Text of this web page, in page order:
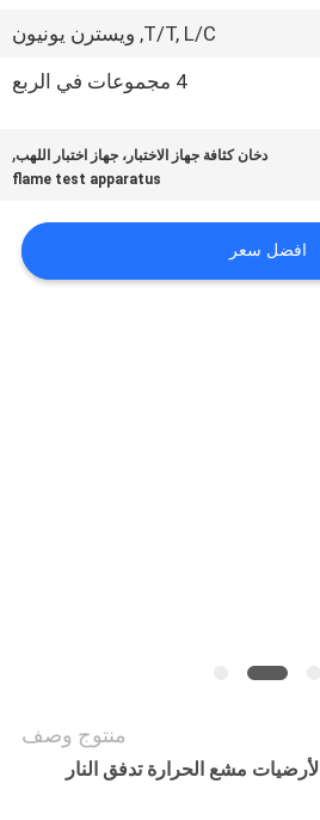
T/T, L/C, ويسترن يونيون
4 مجموعات في الربع
دخان كثافة جهاز الاختبار، جهاز اختبار اللهب,
flame test apparatus
افضل سعر
منتوج وصف
أستم E648 ISO9239-1 الأرضيات مشع الحرارة تدفق النار